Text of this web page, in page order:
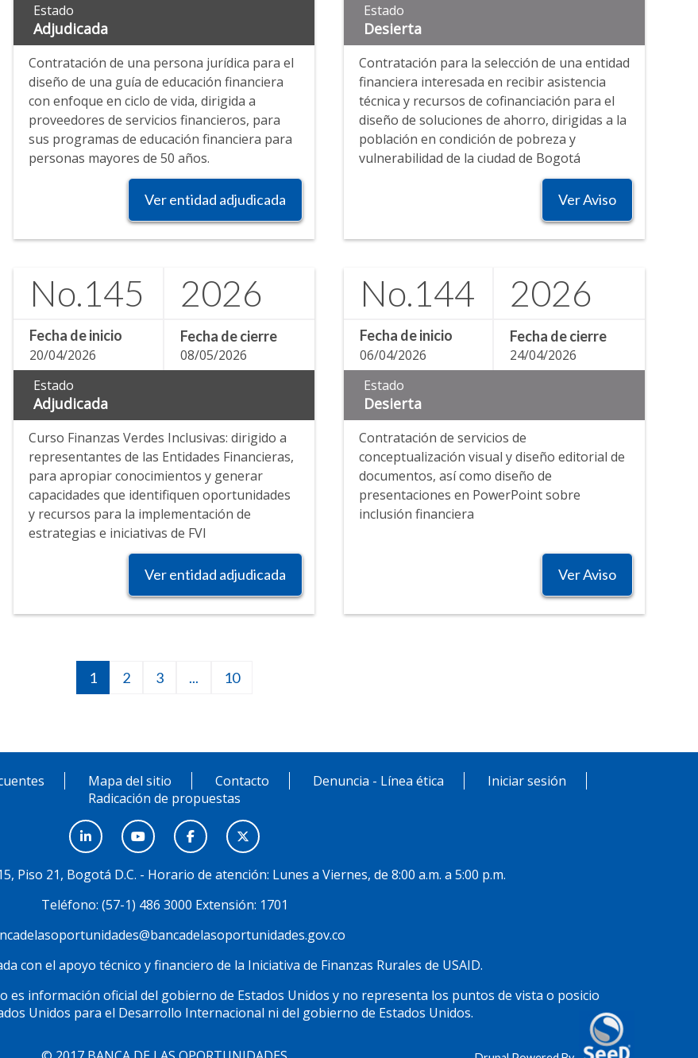
Estado
Adjudicada
Contratación de una persona jurídica para el
diseño de una guía de educación financiera
con enfoque en ciclo de vida, dirigida a
proveedores de servicios financieros, para
sus programas de educación financiera para
personas mayores de 50 años.
Ver entidad adjudicada
Estado
Desierta
Contratación para la selección de una entidad
financiera interesada en recibir asistencia
técnica y recursos de cofinanciación para el
diseño de soluciones de ahorro, dirigidas a la
población en condición de pobreza y
vulnerabilidad de la ciudad de Bogotá
Ver Aviso
No.145 2026
Fecha de inicio
20/04/2026
Fecha de cierre
08/05/2026
Estado
Adjudicada
Curso Finanzas Verdes Inclusivas: dirigido a
representantes de las Entidades Financieras,
para apropiar conocimientos y generar
capacidades que identifiquen oportunidades
y recursos para la implementación de
estrategias e iniciativas de FVI
Ver entidad adjudicada
No.144 2026
Fecha de inicio
06/04/2026
Fecha de cierre
24/04/2026
Estado
Desierta
Contratación de servicios de
conceptualización visual y diseño editorial de
documentos, así como diseño de
presentaciones en PowerPoint sobre
inclusión financiera
Ver Aviso
Página
actual
1 Página
2 Página
3
Siguiente
... 10
10
Mapa del sitio Contacto Denuncia - Línea ética
Iniciar sesión
Radicación de propuestas
Piso 21, Bogotá D.C. - Horario de atención: Lunes a Viernes, de 8:00 a.m. a 5:00 p.m.
Teléfono: (57-1) 486 3000 Extensión: 1701
con el apoyo técnico y financiero de la Iniciativa de Finanzas Rurales de USAID.
es información oficial del gobierno de Estados Unidos y no representa los puntos de vista o posicio
Unidos para el Desarrollo Internacional ni del gobierno de Estados Unidos.